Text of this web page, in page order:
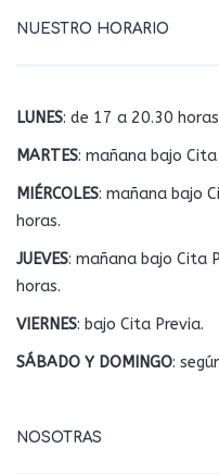
NUESTRO HORARIO
LUNES: de 17 a 20.30
MARTES: mañana bajo
MIÉRCOLES: mañana bajo
horas.
JUEVES: mañana bajo Cita
horas.
VIERNES: bajo Cita Previa.
SÁBADO Y DOMINGO:
NOSOTRAS